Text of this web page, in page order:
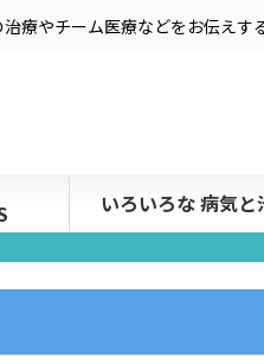
療やチーム医療などをお伝えす
いろいろな 病気と